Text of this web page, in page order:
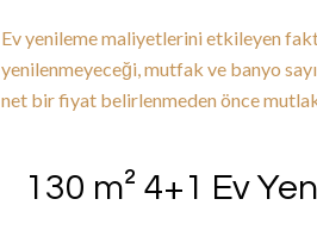
Ev yenileme maliyetlerini etkileyen
yenilenmeyeceği, mutfak ve banyo
net bir fiyat belirlenmeden önce
130 m² 4+1 Ev